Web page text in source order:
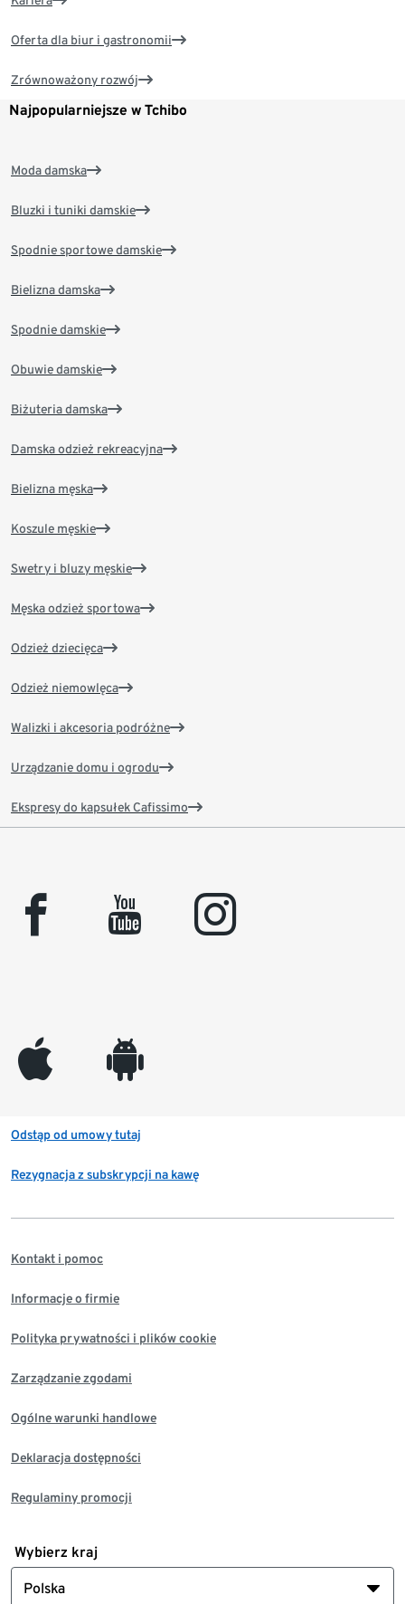
Oferta dla biur i gastronomii
Zrównoważony rozwój
Najpopularniejsze w Tchibo
Moda damska
Bluzki i tuniki damskie
Spodnie sportowe damskie
Bielizna damska
Spodnie damskie
Obuwie damskie
Biżuteria damska
Damska odzież rekreacyjna
Bielizna męska
Koszule męskie
Swetry i bluzy męskie
Męska odzież sportowa
Odzież dziecięca
Odzież niemowlęca
Walizki i akcesoria podróżne
Urządzanie domu i ogrodu
Ekspresy do kapsułek Cafissimo
facebook youtube instagram
appleinc android
Odstąp od umowy tutaj
Rezygnacja z subskrypcji na kawę
Kontakt i pomoc
Informacje o firmie
Polityka prywatności i plików cookie
Zarządzanie zgodami
Ogólne warunki handlowe
Deklaracja dostępności
Regulaminy promocji
Wybierz kraj
Polska